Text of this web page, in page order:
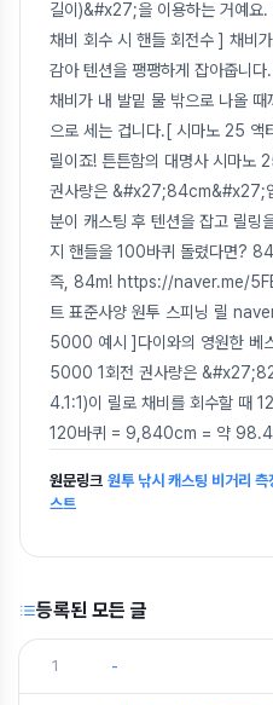
길이)&#x27;을 이용하는 거예요
채비 회수 시 핸들 회전수 ] 채비
감아 텐션을 팽팽하게 잡아줍니
채비가 내 발밑 물 밖으로 나올
으로 세는 겁니다.[ 시마노 25
릴이죠! 튼튼함의 대명사 시마노
권사량은 &#x27;84cm&#x27;
분이 캐스팅 후 텐션을 잡고 릴링
지 핸들을 100바퀴 돌렸다면?
즉, 84m! https://naver.me/
트 표준사양 원투 스피닝 릴
5000 예시 ]다이와의 영원한 베
5000 1회전 권사량은
4.1:1)이 릴로 채비를 회수할 때
120바퀴 = 9,840cm = 약
원문링크 원투 낚시 캐스팅 비거리
스트
등록된 모든 글
1 -